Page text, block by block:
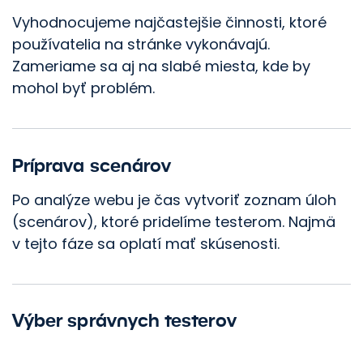
Vyhodnocujeme najčastejšie činnosti, ktoré
používatelia na stránke vykonávajú.
Zameriame sa aj na slabé miesta, kde by
mohol byť problém.
Príprava scenárov
Po analýze webu je čas vytvoriť zoznam úloh
(scenárov), ktoré pridelíme testerom. Najmä
v tejto fáze sa oplatí mať skúsenosti.
Výber správnych testerov